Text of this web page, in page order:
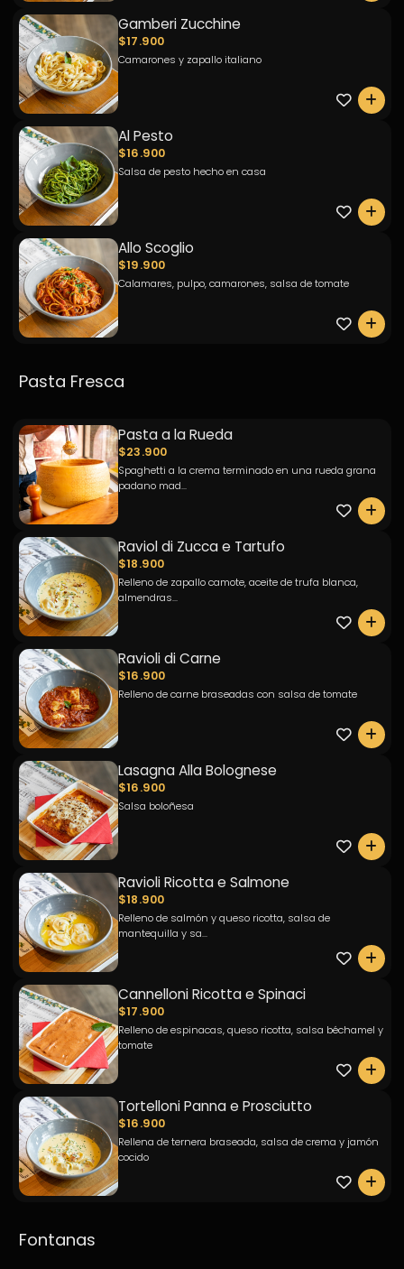
Gamberi Zucchine
$17.900
Camarones y zapallo italiano
0
Al Pesto
$16.900
Salsa de pesto hecho en casa
0
Allo Scoglio
$19.900
Calamares, pulpo, camarones, salsa de tomate
0
Pasta Fresca
Pasta a la Rueda
$23.900
Spaghetti a la crema terminado en una rueda grana
padano mad...
0
Raviol di Zucca e Tartufo
$18.900
Relleno de zapallo camote, aceite de trufa blanca,
almendras...
0
Ravioli di Carne
$16.900
Relleno de carne braseadas con salsa de tomate
0
Lasagna Alla Bolognese
$16.900
Salsa boloñesa
0
Ravioli Ricotta e Salmone
$18.900
Relleno de salmón y queso ricotta, salsa de
mantequilla y sa...
0
Cannelloni Ricotta e Spinaci
$17.900
Relleno de espinacas, queso ricotta, salsa béchamel y
tomate
0
Tortelloni Panna e Prosciutto
$16.900
Rellena de ternera braseada, salsa de crema y jamón
cocido
0
Fontanas